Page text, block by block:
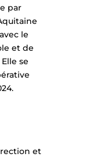
par
le
et de
se
et